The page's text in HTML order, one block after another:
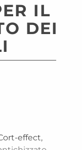
IL
DEI
effect,